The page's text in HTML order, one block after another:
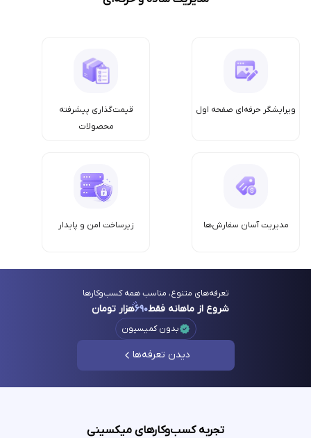
ویرایشگر حرفه‌ای صفحه اول
قیمت‌گذاری پیشرفته
محصولات
مدیریت آسان سفارش‌ها زیرساخت امن‌ و پایدار
تعرفه‌های متنوع، مناسب همه کسب‌وکارها
شروع از ماهانه فقط۶۹۰هزار تومان
بدون کمیسیون
دیدن تعرفه‌ها
تجربه کسب‌وکارهای میکسینی